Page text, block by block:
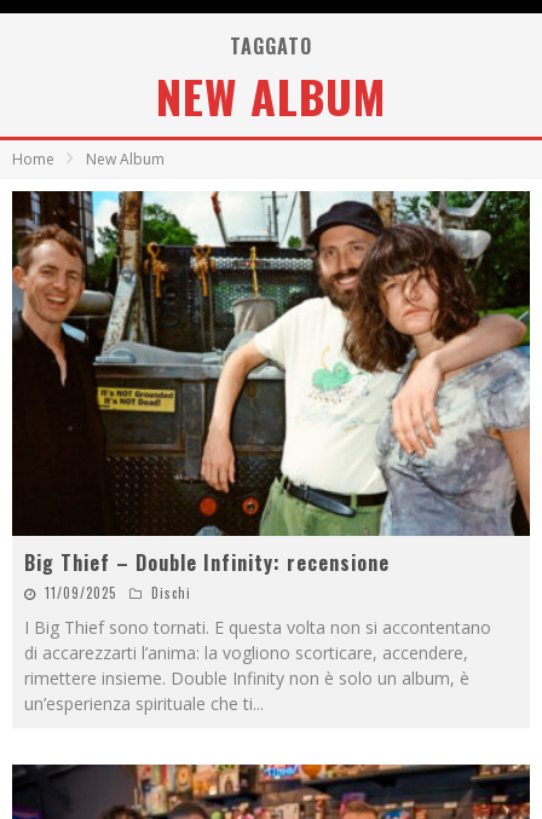
TAGGATO
NEW ALBUM
Home New Album
Big Thief – Double Infinity: recensione
11/09/2025 Dischi
I Big Thief sono tornati. E questa volta non si accontentano
di accarezzarti l’anima: la vogliono scorticare, accendere,
rimettere insieme. Double Infinity non è solo un album, è
un’esperienza spirituale che ti...